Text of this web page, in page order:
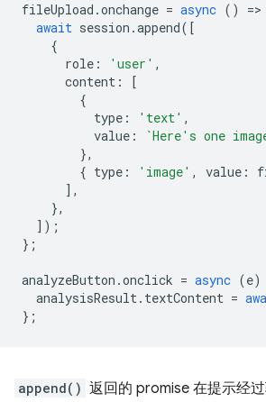
fileUpload .onchange = async () =>
await session .append([
{
role : 'user' ,
content :
[
{
type : 'text' ,
value : `Here's one
},
{ type : 'image' , value :
],
},
]);
};
analyzeButton .onclick = async (e)
analysisResult. textContent =
};
append() 返回的 promise 在提示经